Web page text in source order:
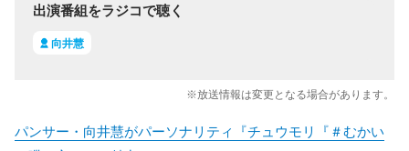
出演番組をラジコで聴く
向井慧
※放送情報は変更となる場合があります。
パンサー・向井慧がパーソナリティ『チュウモリ『＃むかい